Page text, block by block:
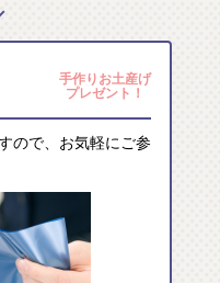
手作りお土産げ
プレゼント！
ので、お気軽にご参